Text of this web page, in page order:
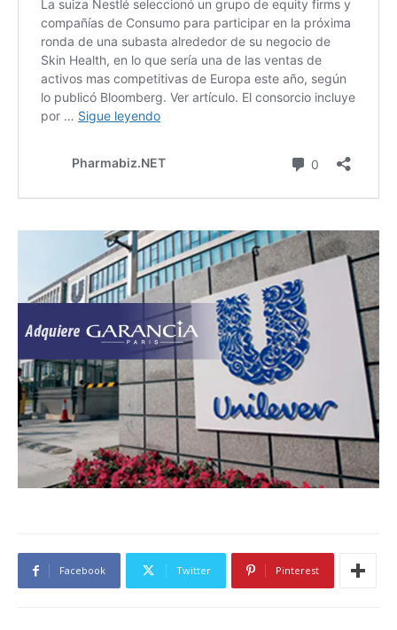
Facebook Twitter Pinterest